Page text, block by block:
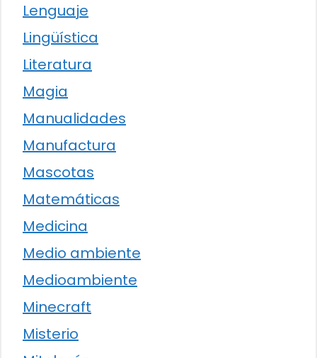
Lenguaje
Lingüística
Literatura
Magia
Manualidades
Manufactura
Mascotas
Matemáticas
Medicina
Medio ambiente
Medioambiente
Minecraft
Misterio